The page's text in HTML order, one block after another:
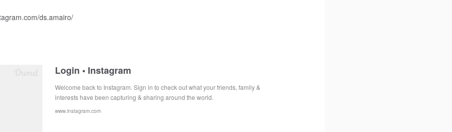
ds.amairo/
Login • Instagram
Welcome back to Instagram. Sign in to check out what your friends, family &
interests have been capturing & sharing around the world.
www.instagram.com